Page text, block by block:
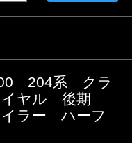
204系 クラ
ヤル 後期
ラー ハーフ